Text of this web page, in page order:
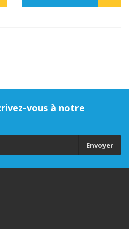
vous à notre
Envoyer